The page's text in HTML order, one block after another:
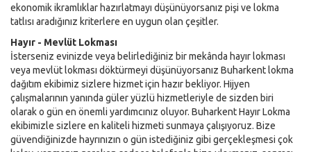
ekonomik ikramlıklar hazırlatmayı düşünüyorsanız pişi ve lokma
tatlısı aradığınız kriterlere en uygun olan çeşitler.
Hayır - Mevlüt Lokması
İsterseniz evinizde veya belirlediğiniz bir mekânda hayır lokması
veya mevlüt lokması döktürmeyi düşünüyorsanız Buharkent lokma
dağıtım ekibimiz sizlere hizmet için hazır bekliyor. Hijyen
çalışmalarının yanında güler yüzlü hizmetleriyle de sizden biri
olarak o gün en önemli yardımcınız oluyor. Buharkent Hayır Lokma
ekibimizle sizlere en kaliteli hizmeti sunmaya çalışıyoruz. Bize
güvendiğinizde hayrınızın o gün istediğiniz gibi gerçekleşmesi çok